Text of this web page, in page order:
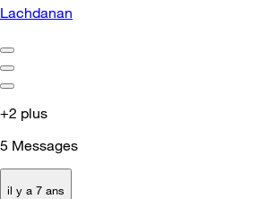
Lachdanan
+2 plus
5 Messages
il y a 7 ans